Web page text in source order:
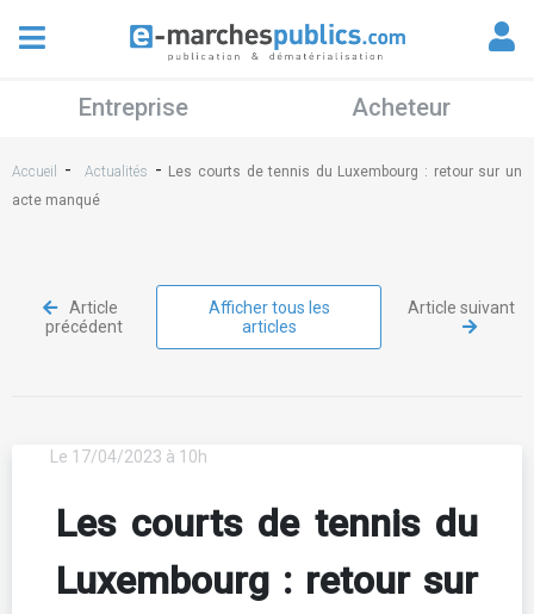
Entreprise Acheteur
Accueil - Actualités - Les courts de tennis du Luxembourg : retour sur un
acte manqué
Article
précédent
Afficher tous les
articles
Article suivant
Le 17/04/2023 à 10h
Les courts de tennis du
Luxembourg : retour sur